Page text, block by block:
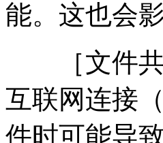
能。这也会
［文件共
互联网连接
件时可能导